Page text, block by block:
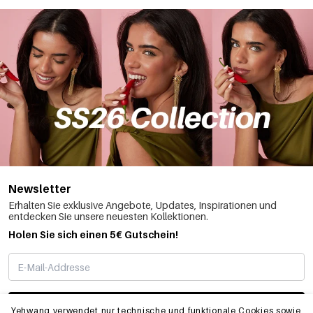
Yehwang verwendet nur technische und funktionale Cookies sowie
Newsletter
Erhalten Sie exklusive Angebote, Updates, Inspirationen und
entdecken Sie unsere neuesten Kollektionen.
Holen Sie sich einen 5€ Gutschein!
ABONNIEREN